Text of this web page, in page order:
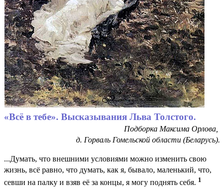
«Всё в тебе». Высказывания Льва Толстого.
Подборка Максима Орлова,
д. Горваль Гомельской области (Беларусь).
...Думать, что внешними условиями можно изменить свою
жизнь, всё равно, что думать, как я, бывало, маленький, что,
севши на палку и взяв её за концы, я могу поднять себя. 1